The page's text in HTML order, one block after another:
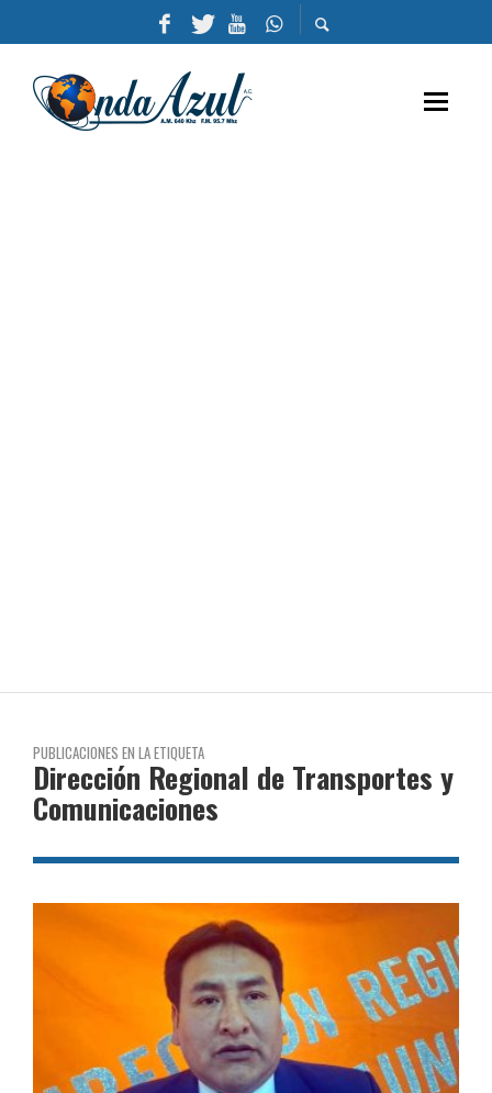
PUBLICACIONES EN LA ETIQUETA
Dirección Regional de Transportes y
Comunicaciones